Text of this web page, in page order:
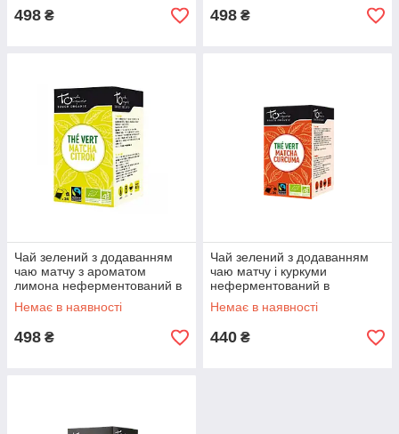
498 ₴ 498 ₴
Чай зелений з додаванням
чаю матчу з ароматом
лимона неферментований в
пакетиках Touch Organic,43,2
гНемає в наявності
498 ₴
Чай зелений з додаванням
чаю матчу і куркуми
неферментований в
пакетиках Touch Organic,43,2
м (24*1,8 м)
Немає в наявності
440 ₴